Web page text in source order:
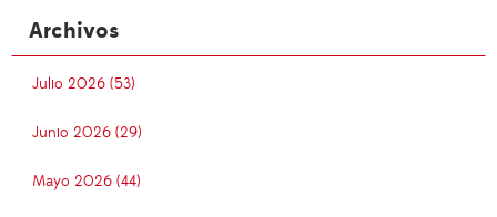
Archivos
Julio 2026 (53)
Junio 2026 (29)
Mayo 2026 (44)